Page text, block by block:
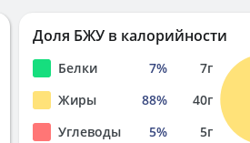
Доля БЖУ в калорийности
Белки 7% 7г
Жиры
88% 40г
Углеводы
5% 5г